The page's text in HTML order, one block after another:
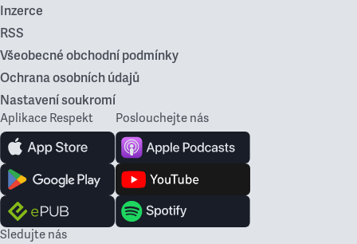
Inzerce
RSS
Všeobecné obchodní podmínky
Ochrana osobních údajů
Nastavení soukromí
Aplikace Respekt Poslouchejte nás
Sledujte nás